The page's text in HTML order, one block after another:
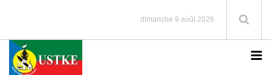
dimanche 9 août 2026